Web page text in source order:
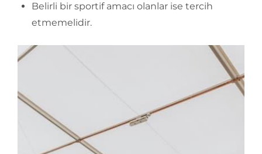
Belirli bir sportif amacı olanlar ise tercih
etmemelidir.